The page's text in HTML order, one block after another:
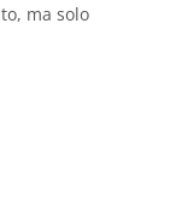
ma solo
4.0